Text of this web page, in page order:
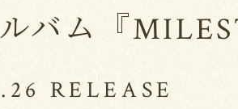
バム『
RELEASE